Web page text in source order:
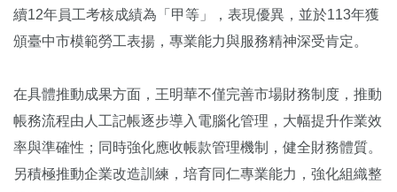
續12年員工考核成績為「甲等」，表現優異，並於113年獲
頒臺中市模範勞工表揚，專業能力與服務精神深受肯定。
在具體推動成果方面，王明華不僅完善市場財務制度，推動
帳務流程由人工記帳逐步導入電腦化管理，大幅提升作業效
率與準確性；同時強化應收帳款管理機制，健全財務體質。
另積極推動企業改造訓練，培育同仁專業能力，強化組織整